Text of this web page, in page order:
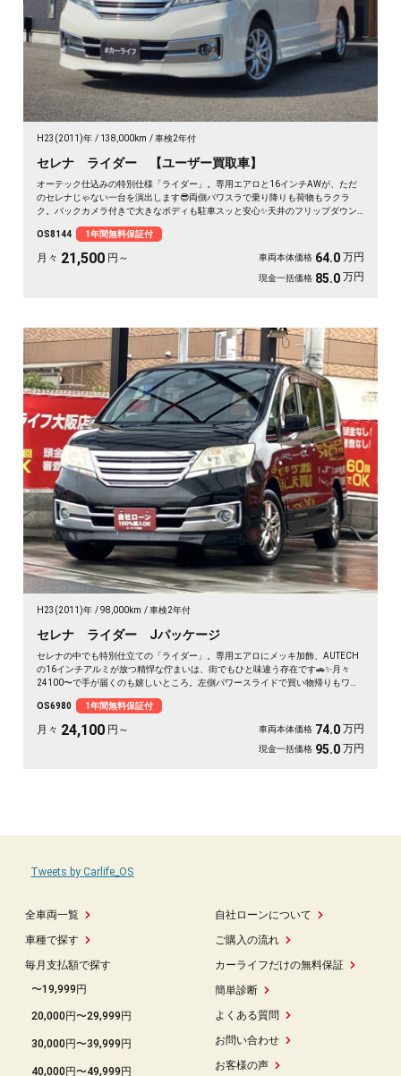
H23(2011)年 138,000km 車検2年付
セレナ ライダー 【ユーザー買取車】
オーテック仕込みの特別仕様「ライダー」。専用エアロと16インチAWが、ただ
のセレナじゃない一台を演出します😎両側パワスラで乗り降りも荷物もラクラ
ク。バックカメラ付きで大きなボディも駐車スッと安心✨天井のフリップダウン
一台で楽しさ倍増です🎵月々21500〜で手が届く特別グレード。走り出しが待ち
遠しくなる、《1年保証付》👑
OS8144 1年間無料保証付
月々 21,500 円～ 車両本体価格 64.0 万円
現金一括価格 85.0 万円
H23(2011)年 98,000km 車検2年付
セレナ ライダー Jパッケージ
セレナの中でも特別仕立ての「ライダー」。専用エアロにメッキ加飾、AUTECH
の16インチアルミが放つ精悍な佇まいは、街でもひと味違う存在です🚗✨月々
24100〜で手が届くのも嬉しいところ。左側パワースライドで買い物帰りもワン
とWエアコンで、仲間との遠出も夏場のドライブも快適そのもの💫クルコン装備
で長距離移動もぐっと楽に。週末の趣味も遠出も、これ一台で世界が広がります
👍走行9.8万kmでこの状態、《1年保証付》で安心してお乗りいただけます😊
OS6980 1年間無料保証付
月々 24,100 円～ 車両本体価格 74.0 万円
現金一括価格 95.0 万円
全車両一覧
車種で探す
毎月支払額で探す
〜19,999円
20,000円〜29,999円
30,000円〜39,999円
40,000円〜49,999円
自社ローンについて
ご購入の流れ
カーライフだけの無料保証
簡単診断
よくある質問
お問い合わせ
お客様の声
Tweets by Carlife_OS